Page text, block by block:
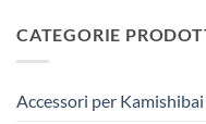
CATEGORIE
Accessori per Kamishibai